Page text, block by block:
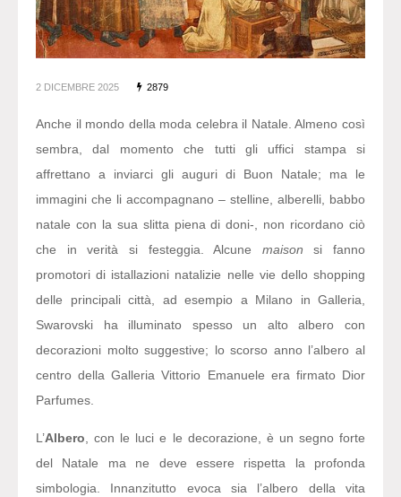
2 DICEMBRE 2025 2879
Anche il mondo della moda celebra il Natale. Almeno così
sembra, dal momento che tutti gli uffici stampa si
affrettano a inviarci gli auguri di Buon Natale; ma le
immagini che li accompagnano – stelline, alberelli, babbo
natale con la sua slitta piena di doni-, non ricordano ciò
che in verità si festeggia. Alcune maison si fanno
promotori di istallazioni natalizie nelle vie dello shopping
delle principali città, ad esempio a Milano in Galleria,
Swarovski ha illuminato spesso un alto albero con
decorazioni molto suggestive; lo scorso anno l’albero al
centro della Galleria Vittorio Emanuele era firmato Dior
Parfumes.
L’Albero , con le luci e le decorazione, è un segno forte
del Natale ma ne deve essere rispetta la profonda
simbologia. Innanzitutto evoca sia l’albero della vita